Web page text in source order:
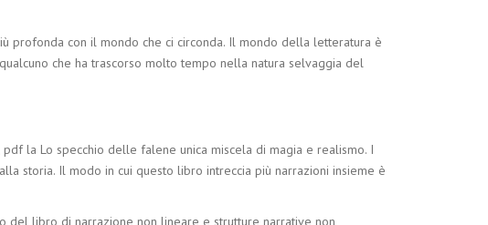
profonda con il mondo che ci circonda. Il mondo della letteratura è
che ha trascorso molto tempo nella natura selvaggia del
la Lo specchio delle falene unica miscela di magia e realismo. I
storia. Il modo in cui questo libro intreccia più narrazioni insieme è
del libro di narrazione non lineare e strutture narrative non